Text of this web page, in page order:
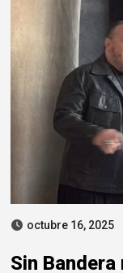
octubre 16, 2025
Sin